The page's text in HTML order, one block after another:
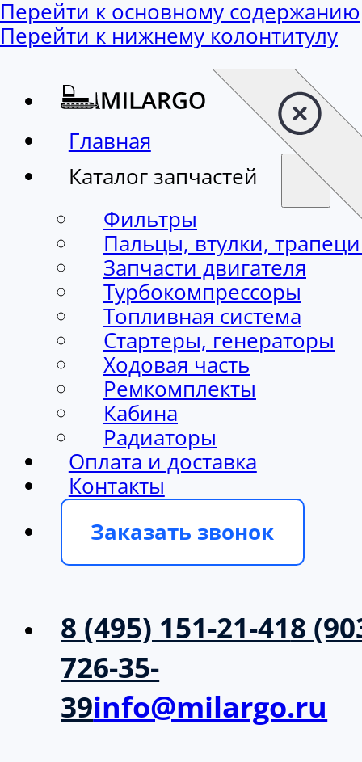
Перейти к основному содержанию
Перейти к нижнему колонтитулу
Главная
Каталог запчастей
Фильтры
Пальцы, втулки,
Запчасти двигателя
Турбокомпрессоры
Топливная система
Стартеры, генераторы
Ходовая часть
Ремкомплекты
Кабина
Радиаторы
Оплата и доставка
Контакты
Заказать звонок
8 (495) 151-21-418
726-35-
39info@milargo.ru